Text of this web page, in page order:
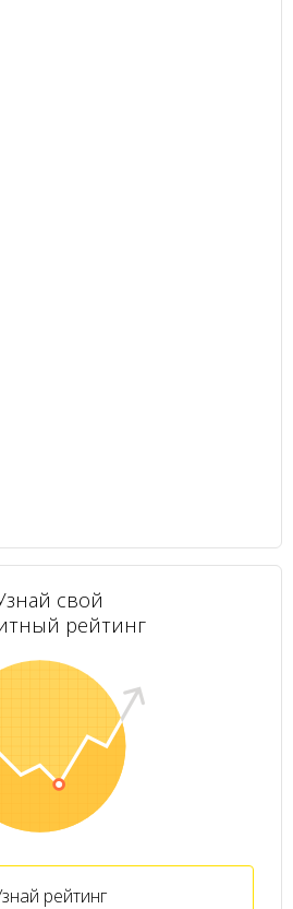
свой
рейтинг
рейтинг